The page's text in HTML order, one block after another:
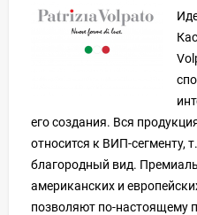
его создания. Вся
относится к ВИП-сегменту,
благородный вид.
американских и
позволяют по-настоящему